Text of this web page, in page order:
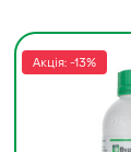
Акція: -13%